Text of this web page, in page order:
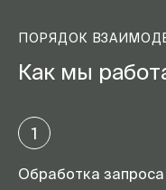
ПОРЯДОК
Как мы
1
Обработка запроса